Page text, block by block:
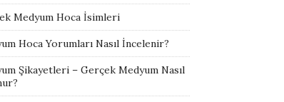
Medyum Hoca İsimleri
Hoca Yorumları Nasıl İncelenir?
Şikayetleri – Gerçek Medyum Nasıl